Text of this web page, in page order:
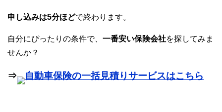
申し込みは5分ほどで終わります。
自分にぴったりの条件で、 一番安い保険会社を探してみま
せんか？
⇒ 自動車保険の一括見積りサービスはこちら